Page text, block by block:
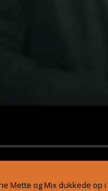
Mette og Mix dukkede op i